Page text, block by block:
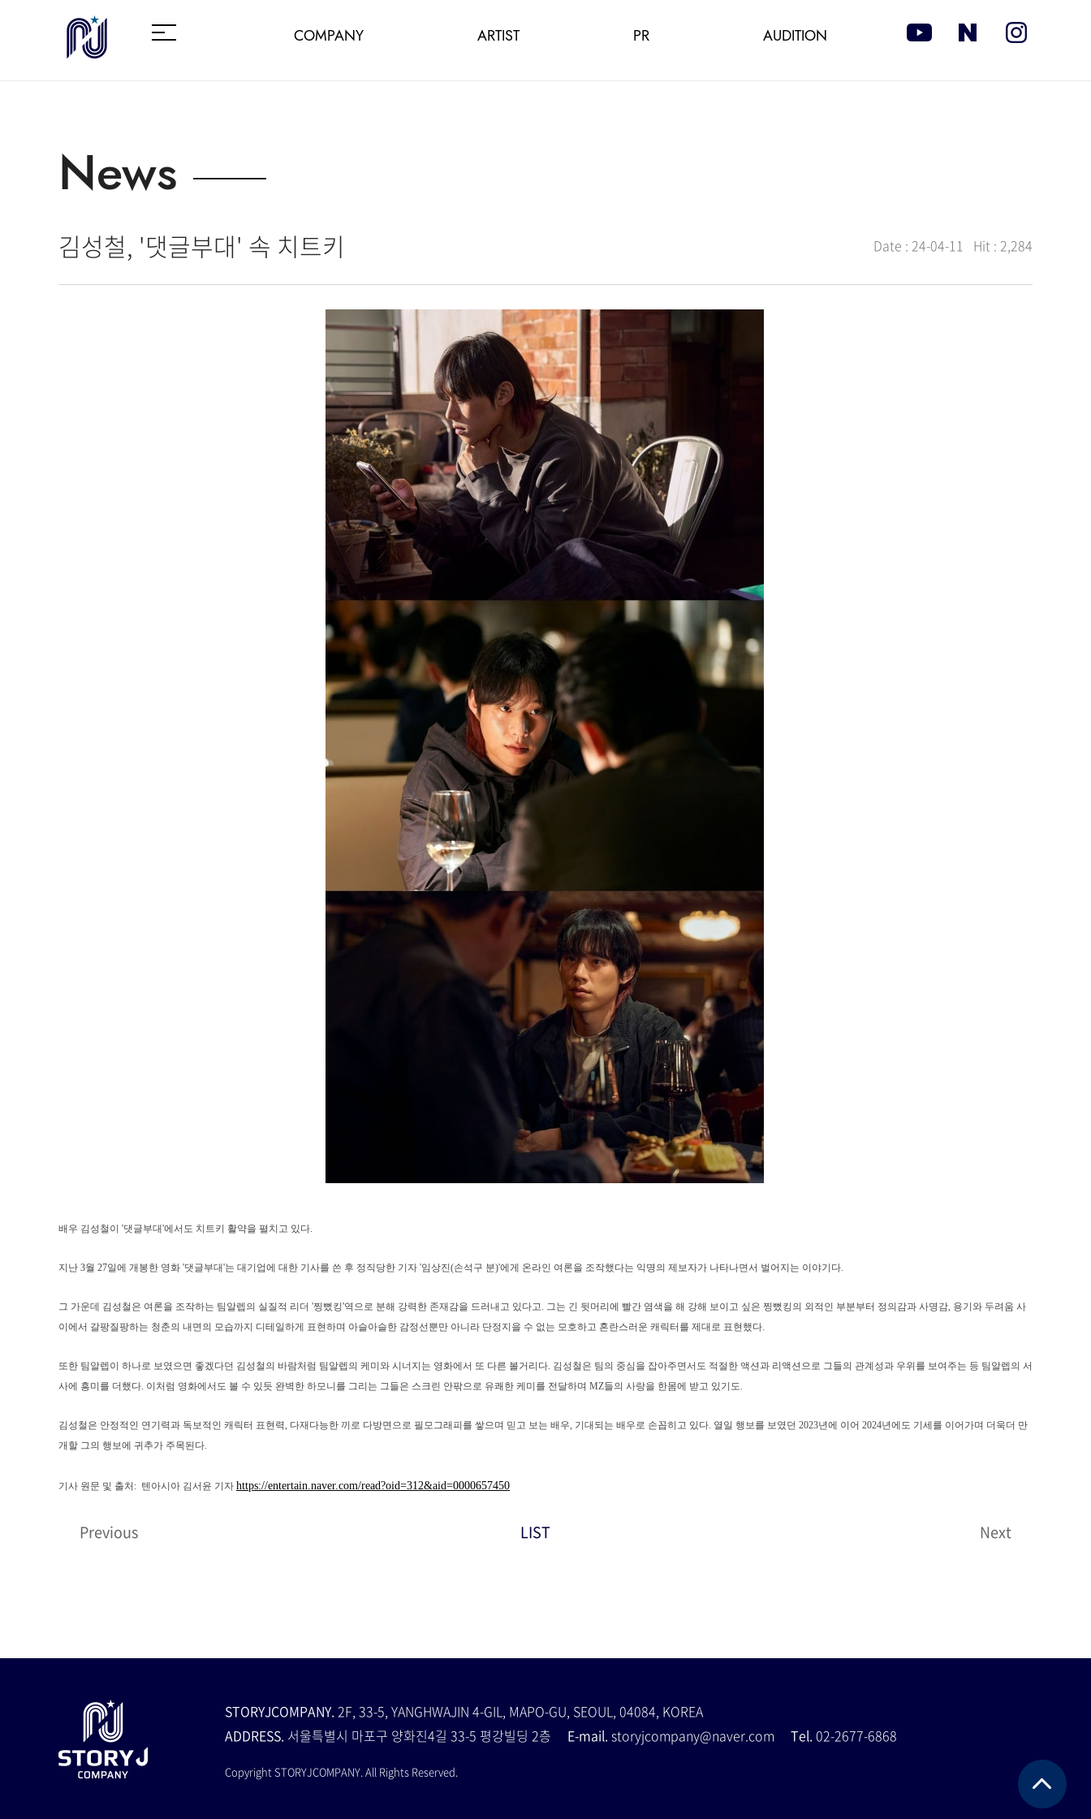
COMPANY ARTIST PR AUDITION
News
김성철, '댓글부대' 속 치트키 Date : 24-04-11 Hit : 2,284
배우 김성철이 '댓글부대'에서도 치트키 활약을 펼치고 있다.
지난 3월 27일에 개봉한 영화 '댓글부대'는 대기업에 대한 기사를 쓴 후 정직당한 기자 '임상진(손석구 분)'에게 온라인 여론을 조작했다는 익명의 제보자가 나타나면서 벌어지는 이야기다.
그 가운데 김성철은 여론을 조작하는 팀알렙의 실질적 리더 '찡뻤킹'역으로 분해 강력한 존재감을 드러내고 있다고. 그는 긴 뒷머리에 빨간 염색을 해 강해 보이고 싶은 찡뻤킹의 외적인 부분부터 정의감과 사명감, 용기와 두려움 사
이에서 갈팡질팡하는 청춘의 내면의 모습까지 디테일하게 표현하며 아슬아슬한 감정선뿐만 아니라 단정지을 수 없는 모호하고 혼란스러운 캐릭터를 제대로 표현했다.
또한 팀알렙이 하나로 보였으면 좋겠다던 김성철의 바람처럼 팀알렙의 케미와 시너지는 영화에서 또 다른 볼거리다. 김성철은 팀의 중심을 잡아주면서도 적절한 액션과 리액션으로 그들의 관계성과 우위를 보여주는 등 팀알렙의 서
사에 흥미를 더했다. 이처럼 영화에서도 볼 수 있듯 완벽한 하모니를 그리는 그들은 스크린 안팎으로 유쾌한 케미를 전달하며 MZ들의 사랑을 한몸에 받고 있기도.
김성철은 안정적인 연기력과 독보적인 캐릭터 표현력, 다재다능한 끼로 다방면으로 필모그래피를 쌓으며 믿고 보는 배우, 기대되는 배우로 손꼽히고 있다. 열일 행보를 보였던 2023년에 이어 2024년에도 기세를 이어가며 더욱더 만
개할 그의 행보에 귀추가 주목된다.
기사 원문 및 출처: 텐아시아 김서윤 기자 https://entertain.naver.com/read?oid=312&aid=0000657450
Previous LIST Next
STORYJCOMPANY. 2F, 33-5, YANGHWAJIN 4-GIL, MAPO-GU, SEOUL, 04084, KOREA
ADDRESS. 서울특별시 마포구 양화진4길 33-5 평강빌딩 2층 E-mail. storyjcompany@naver.com Tel. 02-2677-6868
Copyright STORYJCOMPANY. All Rights Reserved.